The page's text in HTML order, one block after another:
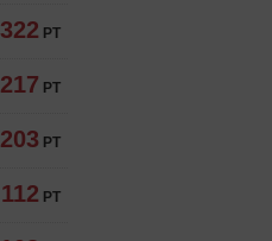
322 PT
217 PT
203 PT
112 PT